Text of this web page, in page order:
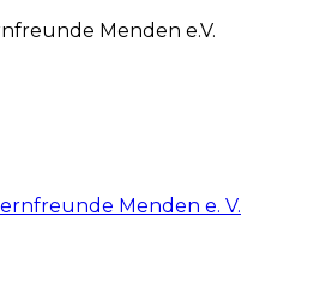
Menden e.V.